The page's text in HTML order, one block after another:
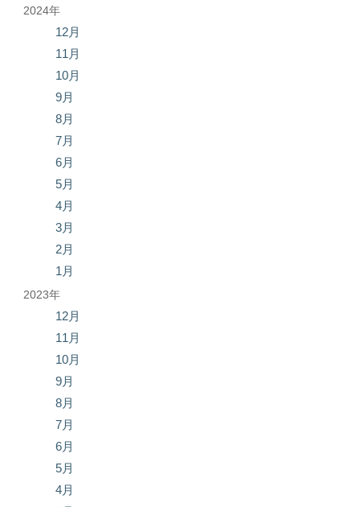
2024年
12月
11月
10月
9月
8月
7月
6月
5月
4月
3月
2月
1月
2023年
12月
11月
10月
9月
8月
7月
6月
5月
4月